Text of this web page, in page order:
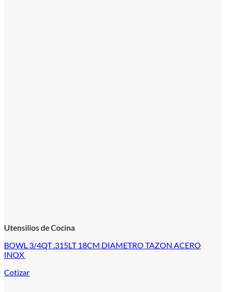
Utensilios de Cocina
BOWL 3/4QT .315LT 18CM DIAMETRO TAZON ACERO
INOX
Cotizar